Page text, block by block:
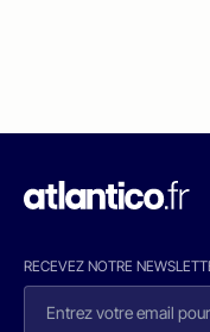
RECEVEZ NOTRE